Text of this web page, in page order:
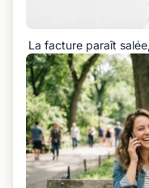
La facture paraît